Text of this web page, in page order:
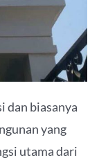
dan biasanya
yang
utama dari